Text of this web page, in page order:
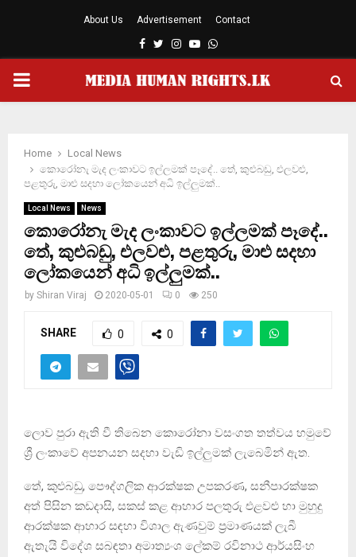
About Us Advertisement Contact
Facebook
TwitterInstagram
YoutubeWhatsapp
PRIMARY
Home
Local News
කොරෝනැ මැද ලංකාවට ඉල්ලමක් පෑදේ.. තේ, කුළුබඩු, එලවළු,
පළතුරු, මාළු සදහා ලෝකයෙන් අධි ඉල්ලුමක්..
Local News News
කොරෝනැ මැද ලංකාවට ඉල්ලමක් පෑදේ..
තේ, කුළුබඩු, එලවළු, පළතුරු, මාළු සදහා
ලෝකයෙන් අධි ඉල්ලුමක්..
by Shiran Viraj 2020-05-01 0 250
SHARE 0 0
ලොව පුරා ඇති වී තිබෙන කොරෝනා වසංගත තත්වය හමුවේ
ශ්‍රී ලංකාවේ අපනයන සදහා වැඩි ඉල්ලුමක් ලැබෙමින් ඇත.
තේ, කුළුබඩු, පෞද්ගලික ආරක්ෂක උපකරණ, සනීපාරක්ෂක
අත් පිසින කඩදාසි, සකස් කළ ආහාර පලතුරු එළවළු හා මුහුදු
ආරක්ෂක ආහාර සඳහා විශාල ඇණවුම් ප්‍රමාණයක් ලැබී
ඇතැයි විදේශ සබඳතා අමාත්‍යංශ ලේකම් රවිනාථ ආර්යසිංහ